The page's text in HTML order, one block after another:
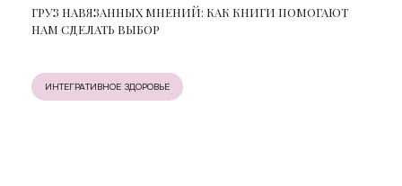
ГРУЗ НАВЯЗАННЫХ МНЕНИЙ: КАК КНИГИ ПОМОГАЮТ
НАМ СДЕЛАТЬ ВЫБОР
ИНТЕГРАТИВНОЕ ЗДОРОВЬЕ